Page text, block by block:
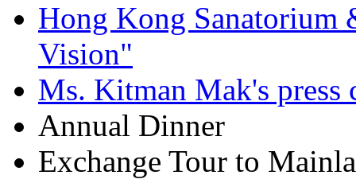
Hong Kong
Vision"
Ms. Kitman Mak's press
Annual Dinner
Exchange Tour to